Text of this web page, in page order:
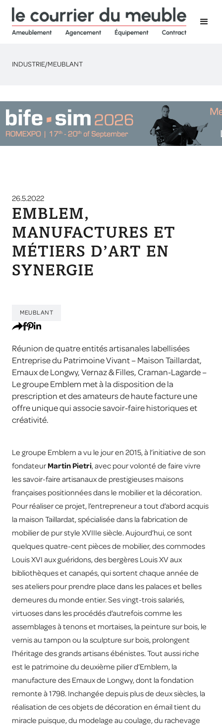
INDUSTRIE/MEUBLANT
26.5.2022
EMBLEM,
MANUFACTURES ET
MÉTIERS D’ART EN
SYNERGIE
MEUBLANT
Réunion de quatre entités artisanales labellisées
Entreprise du Patrimoine Vivant – Maison Taillardat,
Emaux de Longwy, Vernaz & Filles, Craman-Lagarde –
Le groupe Emblem met à la disposition de la
prescription et des amateurs de haute facture une
offre unique qui associe savoir-faire historiques et
créativité.
Le groupe Emblem a vu le jour en 2015, à l’initiative de son
fondateur Martin Pietri, avec pour volonté de faire vivre
les savoir-faire artisanaux de prestigieuses maisons
françaises positionnées dans le mobilier et la décoration.
Pour réaliser ce projet, l’entrepreneur a tout d’abord acquis
la maison Taillardat, spécialisée dans la fabrication de
mobilier de pur style XVIIIe siècle. Aujourd’hui, ce sont
quelques quatre-cent pièces de mobilier, des commodes
Louis XVI aux guéridons, des bergères Louis XV aux
bibliothèques et canapés, qui sortent chaque année de
ses ateliers pour prendre place dans les palaces et belles
demeures du monde entier. Ses vingt-trois salariés,
virtuoses dans les procédés d’autrefois comme les
assemblages à tenons et mortaises, la peinture sur bois, le
vernis au tampon ou la sculpture sur bois, prolongent
l’héritage des grands artisans ébénistes. Tout aussi riche
est le patrimoine du deuxième pilier d’Emblem, la
manufacture des Emaux de Longwy, dont la fondation
remonte à 1798. Inchangée depuis plus de deux siècles, la
réalisation de ces objets de décoration en émail tient du
miracle puisque, du modelage au coulage, du rachevage